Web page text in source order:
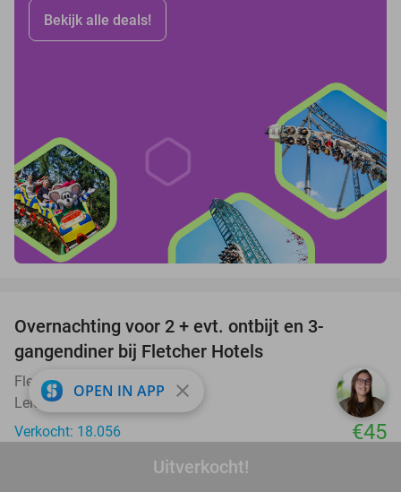
Uitverkocht!
Bekijk alle deals!
Overnachting voor 2 + evt. ontbijt en 3-
gangendiner bij Fletcher Hotels
Fletcher Hotels
Leiden (+ meerdere locaties)
Verkocht: 18.056
€45
Excl. ca. €3 p.p.p.n. toeristenbelasting
OPEN IN APP close